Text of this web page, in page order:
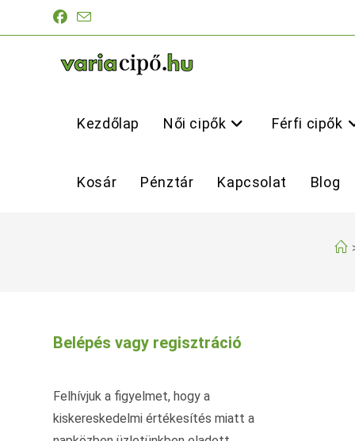
Kezdőlap Női cipők Férfi cipők
Kosár Pénztár Kapcsolat Blog
Belépés vagy regisztráció
Felhívjuk a figyelmet, hogy a
kiskereskedelmi értékesítés miatt a